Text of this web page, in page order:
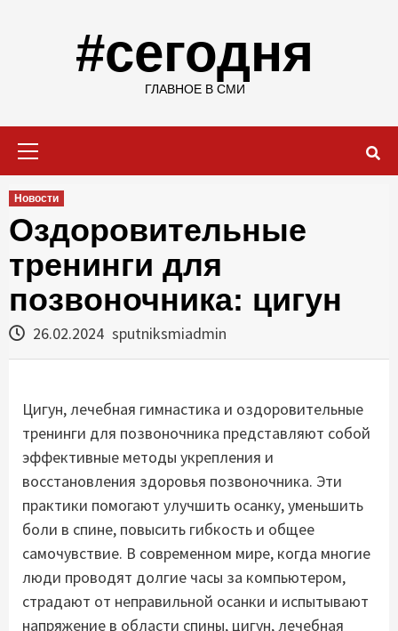
#сегодня
ГЛАВНОЕ В СМИ
Новости
Оздоровительные
тренинги для
позвоночника: цигун
26.02.2024 sputniksmiadmin
Цигун, лечебная гимнастика и оздоровительные
тренинги для позвоночника представляют собой
эффективные методы укрепления и
восстановления здоровья позвоночника. Эти
практики помогают улучшить осанку, уменьшить
боли в спине, повысить гибкость и общее
самочувствие. В современном мире, когда многие
люди проводят долгие часы за компьютером,
страдают от неправильной осанки и испытывают
напряжение в области спины, цигун, лечебная